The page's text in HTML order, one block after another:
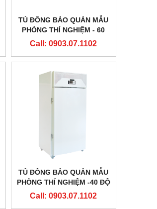
TỦ ĐÔNG BẢO QUẢN MẪU
PHÒNG THÍ NGHIỆM - 60
ĐỘ LTF 425 HÃNG
Call: 0903.07.1102
TỦ ĐÔNG BẢO QUẢN MẪU
PHÒNG THÍ NGHIỆM -40 ĐỘ
ULUF 700 HÃNG ARCTIKO -
Call: 0903.07.1102